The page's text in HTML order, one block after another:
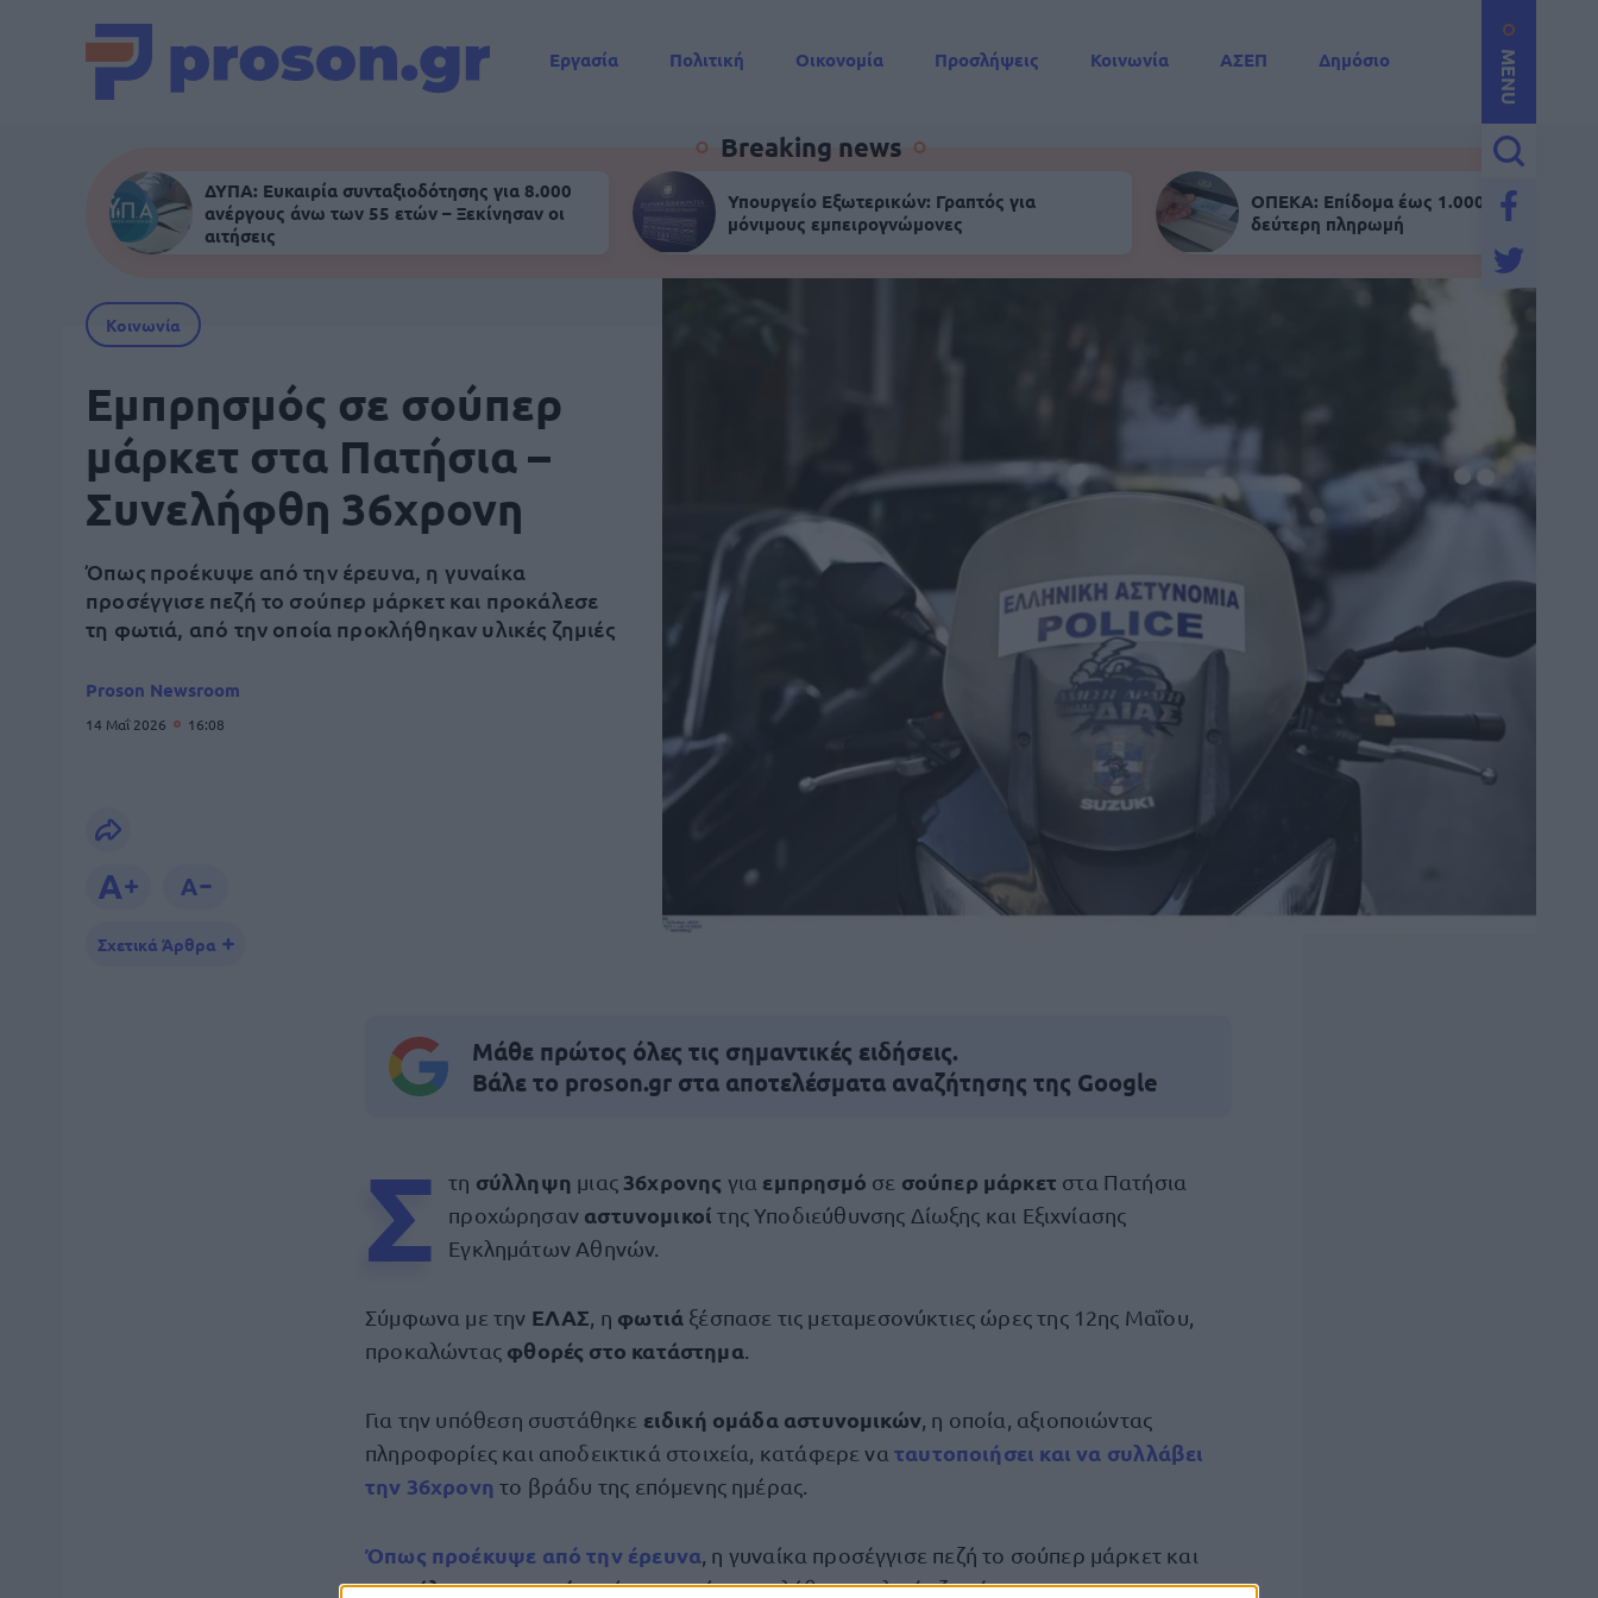
MENU
Εργασία Πολιτική Οικονομία Προσλήψεις Κοινωνία ΑΣΕΠ
Δημόσιο
Breaking news
ΔΥΠΑ: Ευκαιρία συνταξιοδότησης για 8.000
ανέργους άνω των 55 ετών – Ξεκίνησαν οι
αιτήσεις
Υπουργείο Εξωτερικών: Γραπτός για
μόνιμους εμπειρογνώμονες
ΟΠΕΚΑ: Επίδομα έως 1.000 ευρώ -
δεύτερη πληρωμή
Κοινωνία
Εμπρησμός σε σούπερ
μάρκετ στα Πατήσια –
Συνελήφθη 36χρονη
Όπως προέκυψε από την έρευνα, η γυναίκα
προσέγγισε πεζή το σούπερ μάρκετ και προκάλεσε
τη φωτιά, από την οποία προκλήθηκαν υλικές ζημιές
Proson Newsroom
14 Μαΐ 2026 16:08
Σχετικά Άρθρα
Μάθε πρώτος όλες τις σημαντικές ειδήσεις.
Βάλε το proson.gr στα αποτελέσματα αναζήτησης της Google
Σ τη σύλληψη μιας 36χρονης για εμπρησμό σε σούπερ μάρκετ στα Πατήσια
προχώρησαν αστυνομικοίτης Υποδιεύθυνσης Δίωξης και Εξιχνίασης
Εγκλημάτων Αθηνών.
Σύμφωνα με την ΕΛΑΣ , η φωτιά ξέσπασε τις μεταμεσονύκτιες ώρες της 12ης Μαΐου,
προκαλώντας φθορές στο κατάστημα
Για την υπόθεση συστάθηκε ειδική ομάδα αστυνομικών , η οποία, αξιοποιώντας
πληροφορίες και αποδεικτικά στοιχεία, κατάφερε να ταυτοποιήσει και να συλλάβει
την 36χρονη το βράδυ της επόμενης ημέρας.
Όπως προέκυψε από την έρευνα , η γυναίκα προσέγγισε πεζή το σούπερ μάρκετ και
προκάλεσε τη φωτιά, από την οποία προκλήθηκαν υλικές ζημιές.